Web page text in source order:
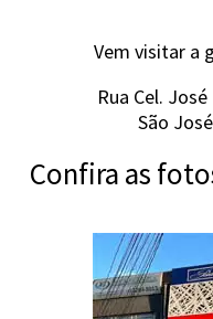
Vem visitar a
Rua Cel.
São
Confira as